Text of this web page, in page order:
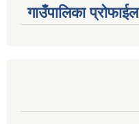
गाउँपालिका प्रोफाईल